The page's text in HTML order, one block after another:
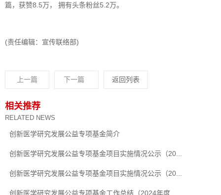
篇，获赞8.5万， 拥有头条粉丝5.2万。
(责任编辑：宣传联络部)
上一篇 下一篇 返回列表
相关推荐
RELATED NEWS
创新医学研究发展公益专项基金简介
创新医学研究发展公益专项基金项目实施情况公示（20...
创新医学研究发展公益专项基金项目实施情况公示（20...
创新医学研究发展公益专项基金工作总结（2024年度...